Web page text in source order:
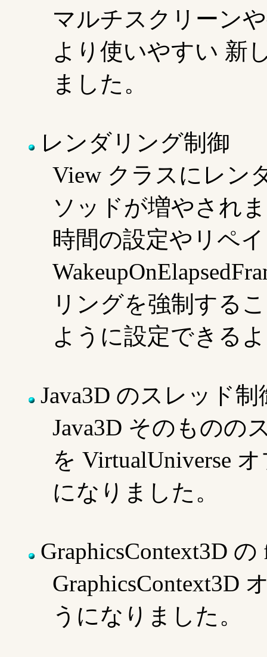
マルチスクリーン
より使いやすい 新
ました。
レンダリング制御
View クラスにレン
ソッドが増やされ
時間の設定やリペ
リングを強制する
ように設定できる
Java3D のスレッド制
Java3D そのものの
を VirtualUniverse
になりました。
GraphicsContext3D の
GraphicsContext3D
うになりました。